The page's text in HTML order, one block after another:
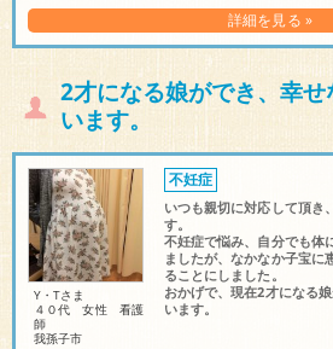
詳細を見る »
2才になる娘ができ、幸
います。
Y・Tさま
４０代 女性 看護
師
我孫子市
不妊症
いつも親切に対応して頂き
す。
不妊症で悩み、自分でも体
ましたが、なかなか子宝に
ることにしました。
おかげで、現在2才になる
います。